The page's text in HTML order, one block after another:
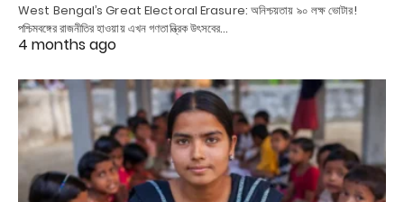
West Bengal’s Great Electoral Erasure: অনিশ্চয়তায় ৯০ লক্ষ ভোটার!
পশ্চিমবঙ্গের রাজনীতির হাওয়ায় এখন গণতান্ত্রিক উৎসবের…
4 months ago